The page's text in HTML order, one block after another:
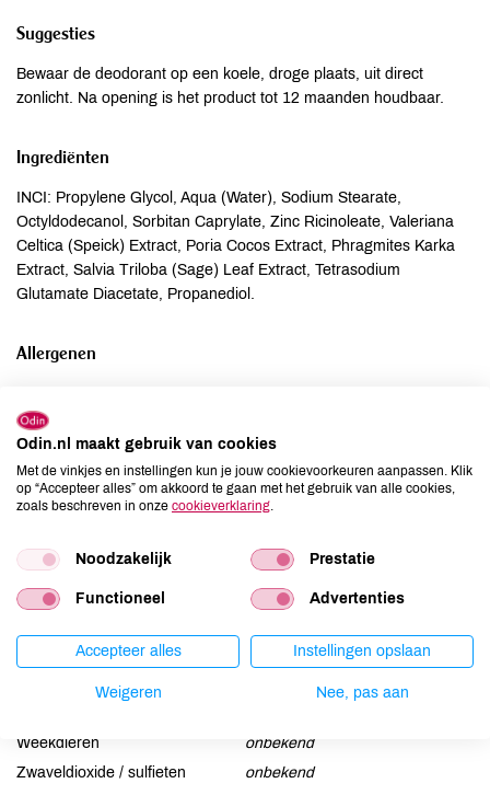
Suggesties
Bewaar de deodorant op een koele, droge plaats, uit direct
zonlicht. Na opening is het product tot 12 maanden houdbaar.
Ingrediënten
INCI: Propylene Glycol, Aqua (Water), Sodium Stearate,
Octyldodecanol, Sorbitan Caprylate, Zinc Ricinoleate, Valeriana
Celtica (Speick) Extract, Poria Cocos Extract, Phragmites Karka
Extract, Salvia Triloba (Sage) Leaf Extract, Tetrasodium
Glutamate Diacetate, Propanediol.
Allergenen
Ei
Gluten
onbekend
Lactose
onbekend
Lupine
onbekend
Noten
onbekend
Schaaldieren
onbekend
onbekend
Weekdieren
onbekend
Zwaveldioxide / sulfieten
onbekend
Odin.nl maakt gebruik van cookies
Met de vinkjes en instellingen kun je jouw cookievoorkeuren aanpassen. Klik
op “Accepteer alles” om akkoord te gaan met het gebruik van alle cookies,
zoals beschreven in onze cookieverklaring
Noodzakelijk Prestatie
Functioneel Advertenties
Accepteer alles Instellingen opslaan
Weigeren Nee, pas aan